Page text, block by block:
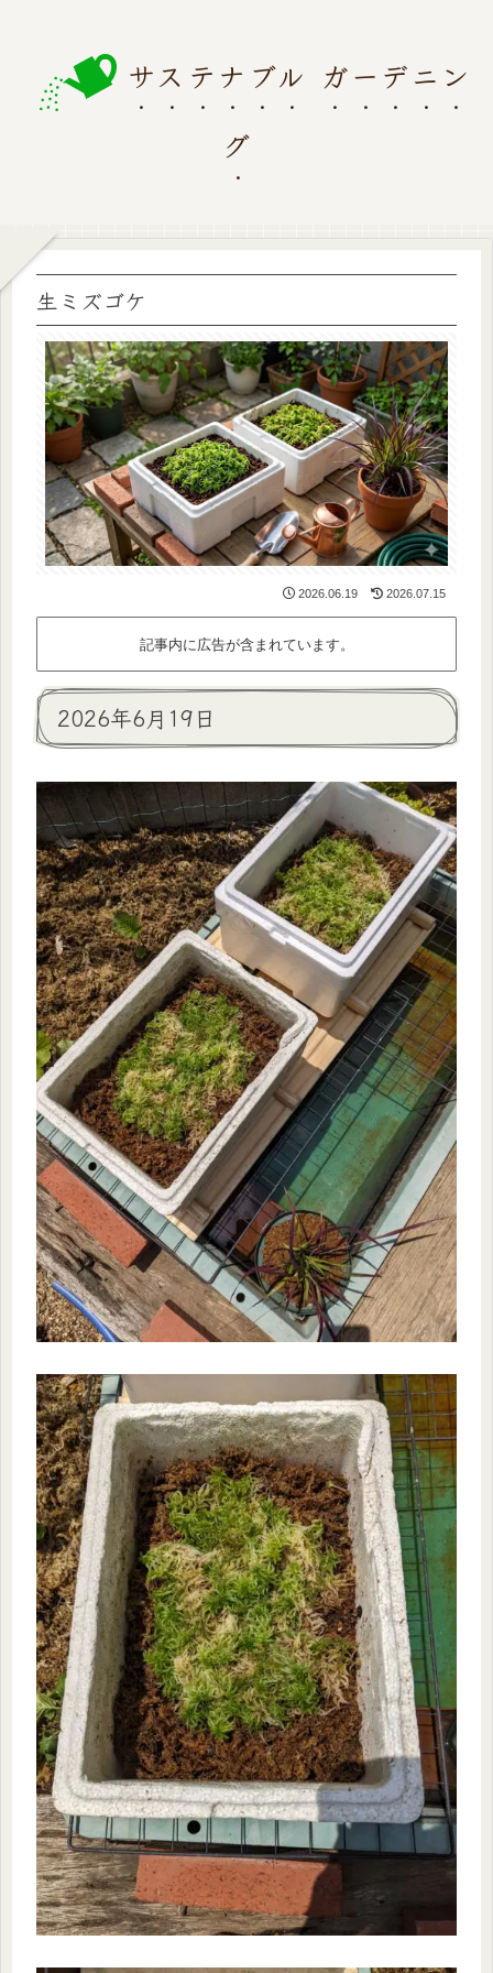
サステナブル ガーデニン
グ
生ミズゴケ
2026.06.19 2026.07.15
記事内に広告が含まれています。
2026年6月19日